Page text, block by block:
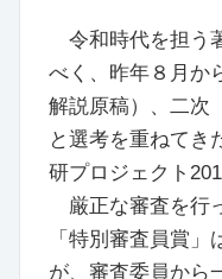
令和時代を担う
べく、昨年８月か
解説原稿）、二次
と選考を重ねてき
研プロジェクト
厳正な審査を行
「特別審査員賞
が、審査委員から